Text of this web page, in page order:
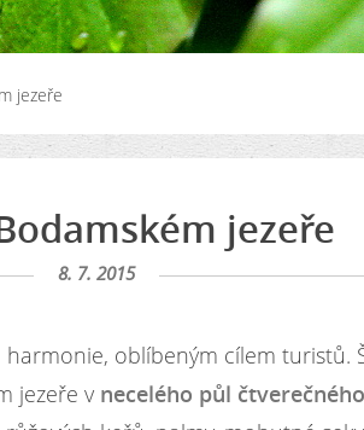
jezeře
jezeře
8. 7. 2015
oblíbeným cílem turistů.
jezeře v necelého půl